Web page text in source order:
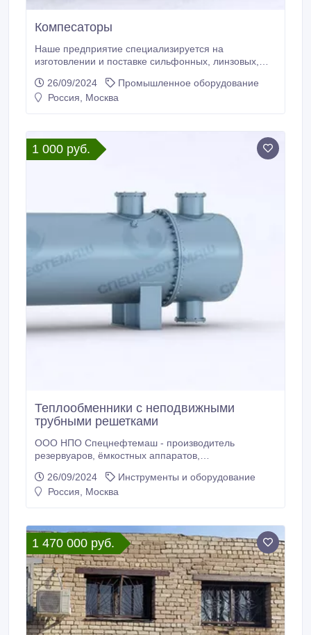
Компесаторы
Наше предприятие специализируется на
изготовлении и поставке сильфонных, линзовых,
сильфонные и линзовые бывают осевыми,
угловыми, сдвиговыми; они универсальны для
нефтегазодобывающих и перерабатывающих
заводов, а также применяются на проектирующихся
и строящихся трубопроводах.
26/09/2024
Промышленное оборудование
Россия, Москва
1 000 руб.
Теплообменники с неподвижными
трубными решетками
ООО НПО Спецнефтемаш - производитель
резервуаров, ёмкостных аппаратов,
оборудования и запорно-регулирующей арматуры.
Благодаря собственному производству мы
неподвижными трубными решетками отличного
качества по низким ценам.
26/09/2024
Инструменты и оборудование
Россия, Москва
1 470 000 руб.